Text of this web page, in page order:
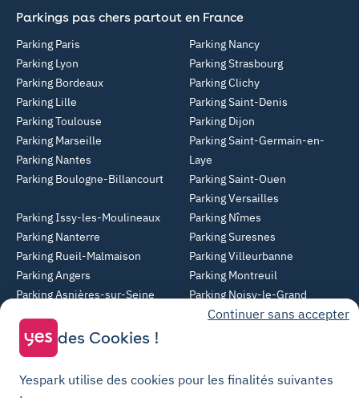
Parkings pas chers partout en France
Parking Paris
Parking Lyon
Parking Bordeaux
Parking Lille
Parking Toulouse
Parking Marseille
Parking Nantes
Parking Boulogne-Billancourt
Parking Nancy
Parking Strasbourg
Parking Clichy
Parking Saint-Denis
Parking Dijon
Parking Saint-Germain-en-
Laye
Parking Saint-Ouen
Parking Versailles
Parking Issy-les-Moulineaux
Parking Nanterre
Parking Rueil-Malmaison
Parking Angers
Parking Asnières-sur-Seine
Parking Courbevoie
Parking Metz
Parking Nîmes
Parking Suresnes
Parking Villeurbanne
Parking Montreuil
Parking Noisy-le-Grand
Parking Clermont-Ferrand
Yespark SAS, titulaire de la carte pro n°CPI 7501 2017 000 019 582 portant
Continuer sans accepter
des Cookies !
Yespark utilise des cookies pour les finalités suivantes
: